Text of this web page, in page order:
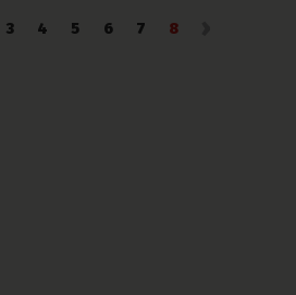
3 4 5 6 7 8